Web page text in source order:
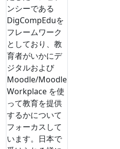
ンシーである
DigCompEduを
フレームワーク
としており、教
育者がいかにデ
ジタルおよび
Moodle/Moodle
Workplace を使
って教育を提供
するかについて
フォーカスして
います。日本で